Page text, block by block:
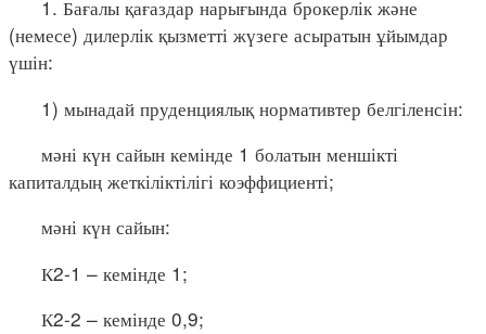
1. Бағалы қағаздар нарығында брокерлік және
(немесе) дилерлік қызметті жүзеге асыратын ұйымдар
үшін:
1) мынадай пруденциялық нормативтер белгіленсін:
мәні күн сайын кемінде 1 болатын меншікті
капиталдың жеткіліктілігі коэффициенті;
мәні күн сайын:
К2-1 – кемінде 1;
К2-2 – кемінде 0,9;